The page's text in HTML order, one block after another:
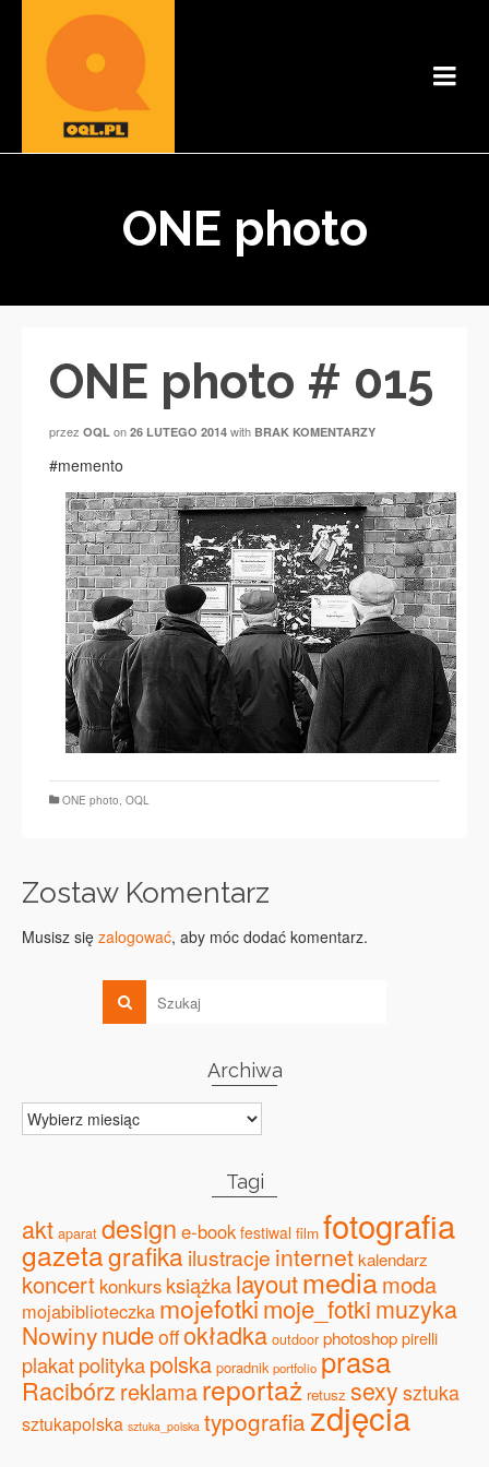
ONE photo
ONE photo # 015
przez OQL on 26 LUTEGO 2014 with BRAK KOMENTARZY
#memento
ONE photo, OQL
Zostaw Komentarz
Musisz się zalogować, aby móc dodać komentarz.
Archiwa
Archiwa
Tagi
akt aparat design e-book festiwal film fotografia
gazetagrafikailustracje internetkalendarz
koncert konkurs książkalayoutmediamoda
mojabiblioteczka mojefotkimoje_fotkimuzyka
Nowinynudeoffokładka outdoor photoshoppirelli
plakatpolitykapolska poradnik portfolio prasa
Racibórz reklamareportaż retusz sexy sztuka
sztukapolska sztuka_polska typografia zdjęcia